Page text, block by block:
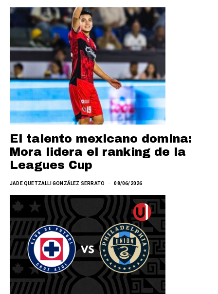
El talento mexicano domina:
Mora lidera el ranking de la
Leagues Cup
JADE QUETZALLI GONZÁLEZ SERRATO 08/06/2026